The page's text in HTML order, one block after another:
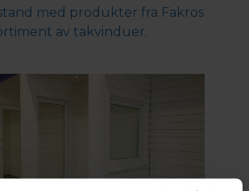
med produkter fra Fakros
av takvinduer.